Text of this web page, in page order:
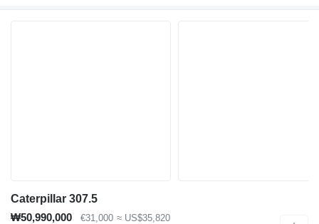
Caterpillar 307.5
₩50,990,000
€31,000 ≈ US$35,820